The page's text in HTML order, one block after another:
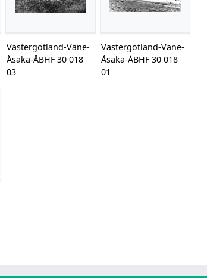
Västergötland-Väne-
Åsaka-ÅBHF 30 018
03
Västergötland-Väne-
Åsaka-ÅBHF 30 018
01